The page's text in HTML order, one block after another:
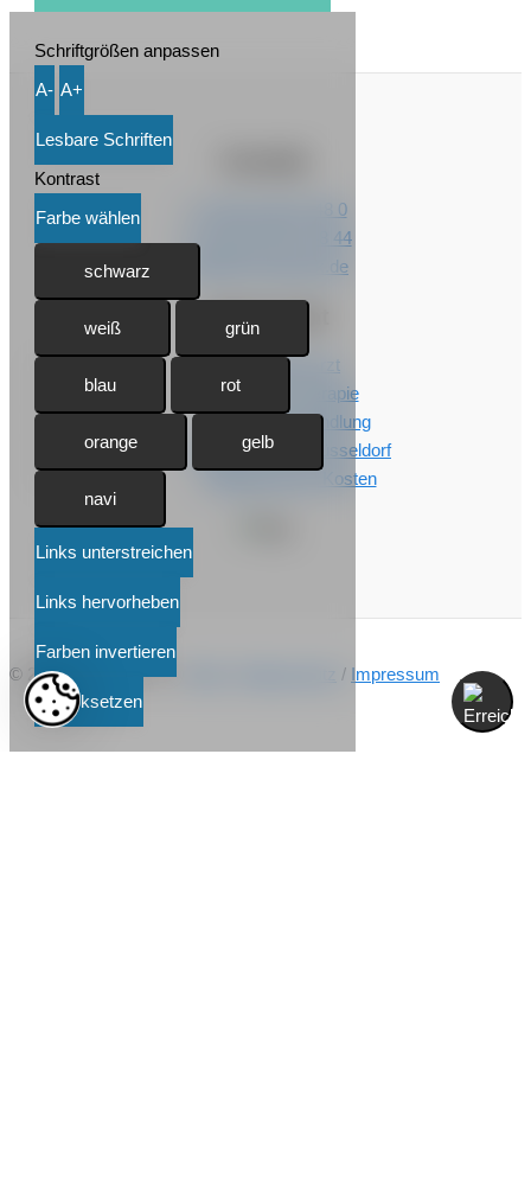
T +49 211 95 07 48 0
F +49 211 95 07 48 44
info@dr-kusenack.de
Interessant
Lipödem Arzt
Lipödem Therapie
Lipödem Behandlung
Fettabsaugung Düsseldorf
Fettabsaugung Kosten
© 2026Dr. Kusenack/ / Impressum
Schriftgrößen anpassen
A- A+
Lesbare Schriften
Kontrast
Farbe wählen
schwarz
weiß grün
blau rot
orange gelb
navi
Links unterstreichen
Links hervorheben
Farben invertieren
Zurücksetzen